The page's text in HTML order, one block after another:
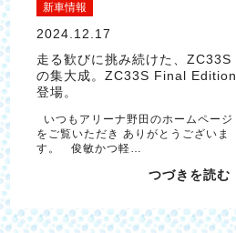
新車情報
2024.12.17
走る歓びに挑み続けた、ZC33S
の集大成。ZC33S Final Edition
登場。
いつもアリーナ野田のホームページ
をご覧いただき ありがとうございま
す。 俊敏かつ軽…
つづきを読む